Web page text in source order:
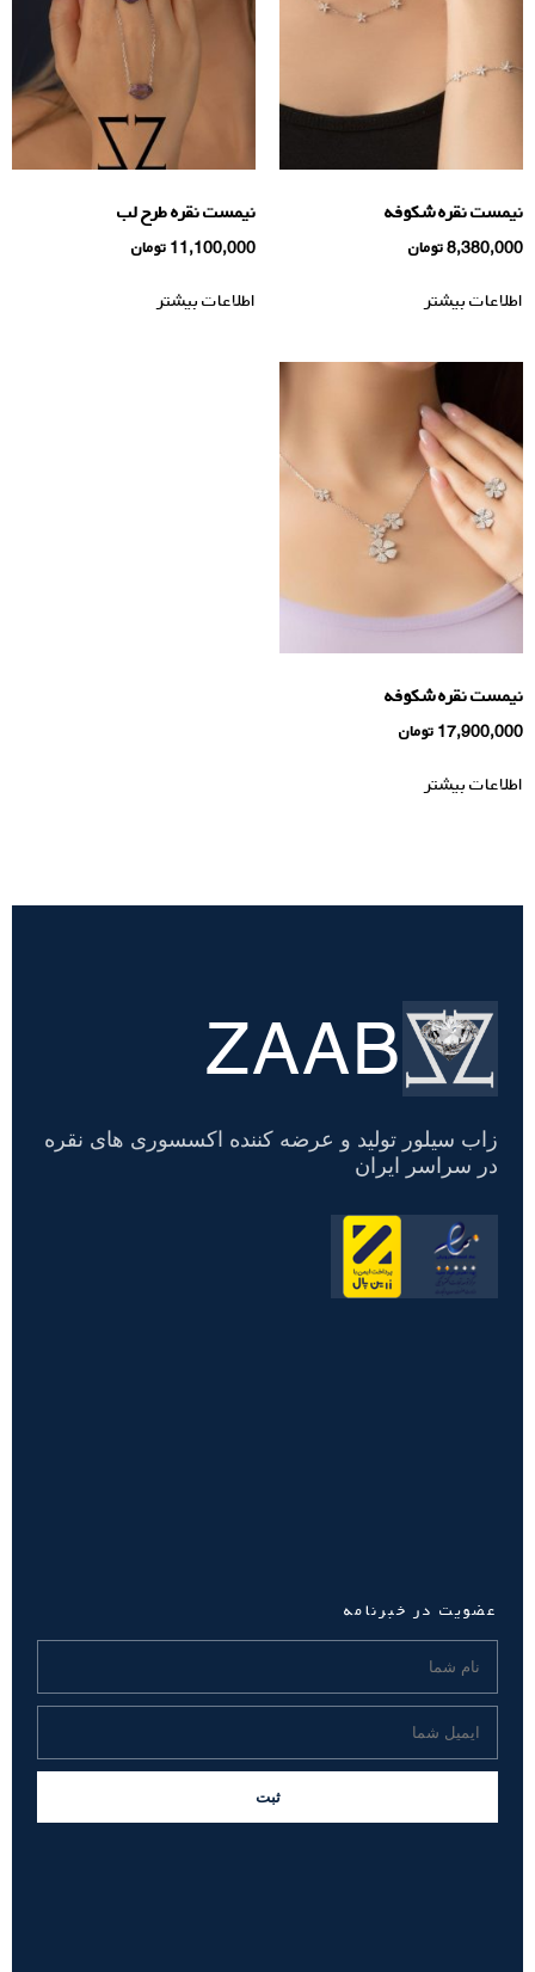
نیمست نقره شكوفه
8,380,000تومان
اطلاعات بیشتر
نیمست نقره طرح لب
11,100,000 تومان
اطلاعات بیشتر
نیمست نقره شکوفه
17,900,000 تومان
اطلاعات بیشتر
تسویه
حساب
ZAAB
زاب سیلور تولید و عرضه کننده اکسسوری های نقره
در سراسر ایران
عضویت در خبرنامه
ثبت